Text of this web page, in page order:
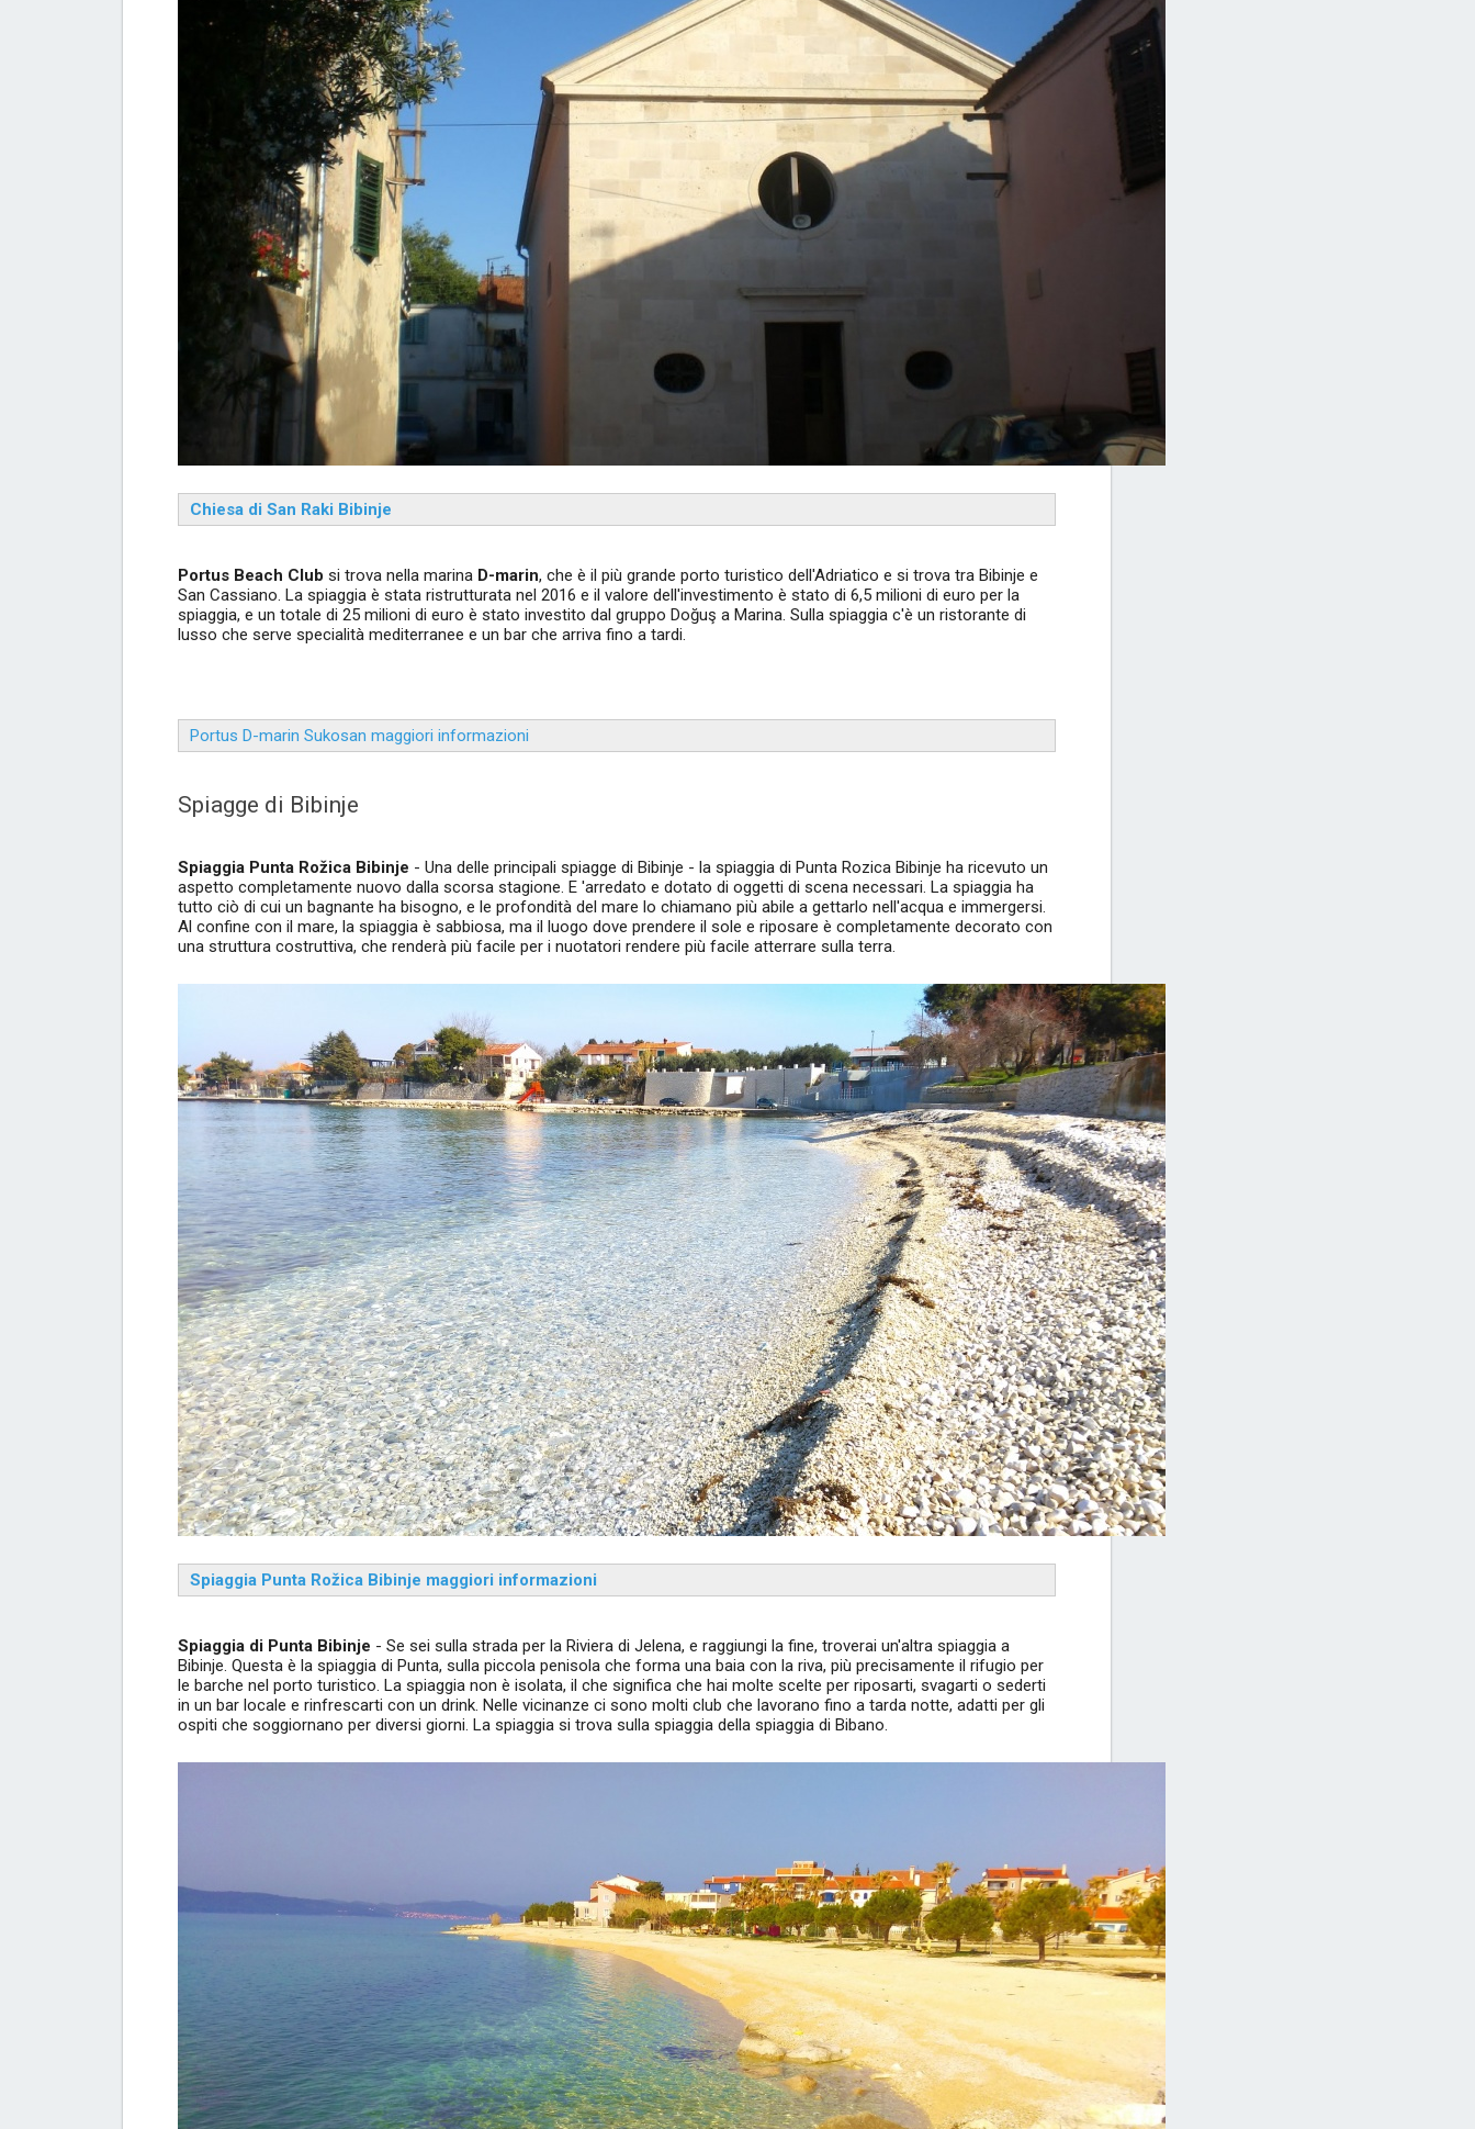
Chiesa di San Raki Bibinje
Portus Beach Club si trova nella marina D-marin, che è il più grande porto turistico dell'Adriatico e si trova tra Bibinje e
San Cassiano. La spiaggia è stata ristrutturata nel 2016 e il valore dell'investimento è stato di 6,5 milioni di euro per la
spiaggia, e un totale di 25 milioni di euro è stato investito dal gruppo Doğuş a Marina. Sulla spiaggia c'è un ristorante di
lusso che serve specialità mediterranee e un bar che arriva fino a tardi.
Portus D-marin Sukosan maggiori informazioni
Spiagge di Bibinje
Spiaggia Punta Rožica Bibinje - Una delle principali spiagge di Bibinje - la spiaggia di Punta Rozica Bibinje ha ricevuto un
aspetto completamente nuovo dalla scorsa stagione. E 'arredato e dotato di oggetti di scena necessari. La spiaggia ha
tutto ciò di cui un bagnante ha bisogno, e le profondità del mare lo chiamano più abile a gettarlo nell'acqua e immergersi.
Al confine con il mare, la spiaggia è sabbiosa, ma il luogo dove prendere il sole e riposare è completamente decorato con
una struttura costruttiva, che renderà più facile per i nuotatori rendere più facile atterrare sulla terra.
Spiaggia Punta Rožica Bibinje maggiori informazioni
Spiaggia di Punta Bibinje - Se sei sulla strada per la Riviera di Jelena, e raggiungi la fine, troverai un'altra spiaggia a
Bibinje. Questa è la spiaggia di Punta, sulla piccola penisola che forma una baia con la riva, più precisamente il rifugio per
le barche nel porto turistico. La spiaggia non è isolata, il che significa che hai molte scelte per riposarti, svagarti o sederti
in un bar locale e rinfrescarti con un drink. Nelle vicinanze ci sono molti club che lavorano fino a tarda notte, adatti per gli
ospiti che soggiornano per diversi giorni. La spiaggia si trova sulla spiaggia della spiaggia di Bibano.